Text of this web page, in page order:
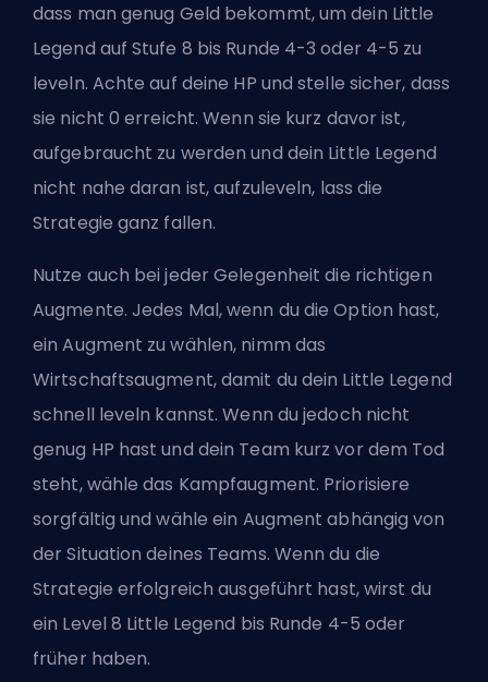
dass man genug Geld bekommt, umdein Little
Legend auf Stufe 8 bis Runde 4-3 oder 4-5 zu
leveln. Achte auf deine HP und stelle sicher, dass
sie nicht 0 erreicht. Wenn sie kurz davor ist,
aufgebraucht zu werden und dein Little Legend
nicht nahe daran ist, aufzuleveln, lass die
Strategie ganz fallen.
Nutze auch bei jeder Gelegenheit die richtigen
Augmente. Jedes Mal, wenn du die Option hast,
ein Augment zu wählen, nimm das
Wirtschaftsaugment, damit du dein Little Legend
schnell leveln kannst. Wenn du jedoch nicht
genug HP hast und dein Team kurz vor dem Tod
steht, wähle das Kampfaugment. Priorisiere
sorgfältig und wähle ein Augment abhängig von
der Situation deines Teams. Wenn du die
Strategie erfolgreich ausgeführt hast, wirst du
ein Level 8 Little Legend bis Runde 4-5 oder
früher haben.